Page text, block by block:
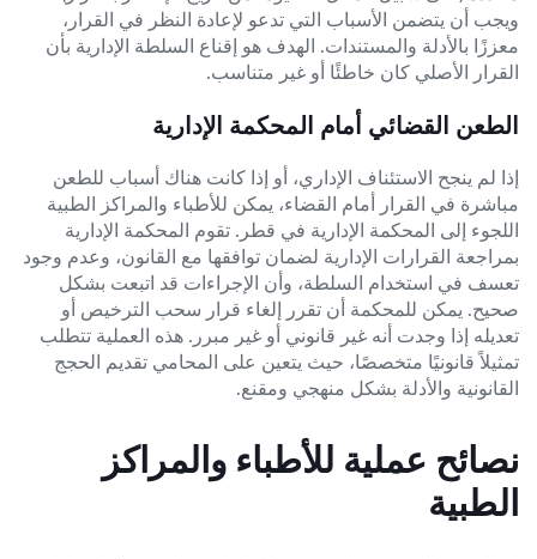
ويجب أن يتضمن الأسباب التي تدعو لإعادة النظر في القرار،
معززًا بالأدلة والمستندات. الهدف هو إقناع السلطة الإدارية بأن
القرار الأصلي كان خاطئًا أو غير متناسب.
الطعن القضائي أمام المحكمة الإدارية
إذا لم ينجح الاستئناف الإداري، أو إذا كانت هناك أسباب للطعن
مباشرة في القرار أمام القضاء، يمكن للأطباء والمراكز الطبية
اللجوء إلى المحكمة الإدارية في قطر. تقوم المحكمة الإدارية
بمراجعة القرارات الإدارية لضمان توافقها مع القانون، وعدم وجود
تعسف في استخدام السلطة، وأن الإجراءات قد اتبعت بشكل
صحيح. يمكن للمحكمة أن تقرر إلغاء قرار سحب الترخيص أو
تعديله إذا وجدت أنه غير قانوني أو غير مبرر. هذه العملية تتطلب
تمثيلاً قانونيًا متخصصًا، حيث يتعين على المحامي تقديم الحجج
القانونية والأدلة بشكل منهجي ومقنع.
نصائح عملية للأطباء والمراكز
الطبية